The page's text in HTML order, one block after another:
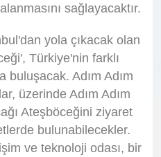
sağlayacaktır.
yola çıkacak olan
Türkiye'nin farklı
buluşacak. Adım Adım
üzerinde Adım Adım
Ateşböceğini ziyaret
bulunabilecekler.
ve teknoloji odası, bir